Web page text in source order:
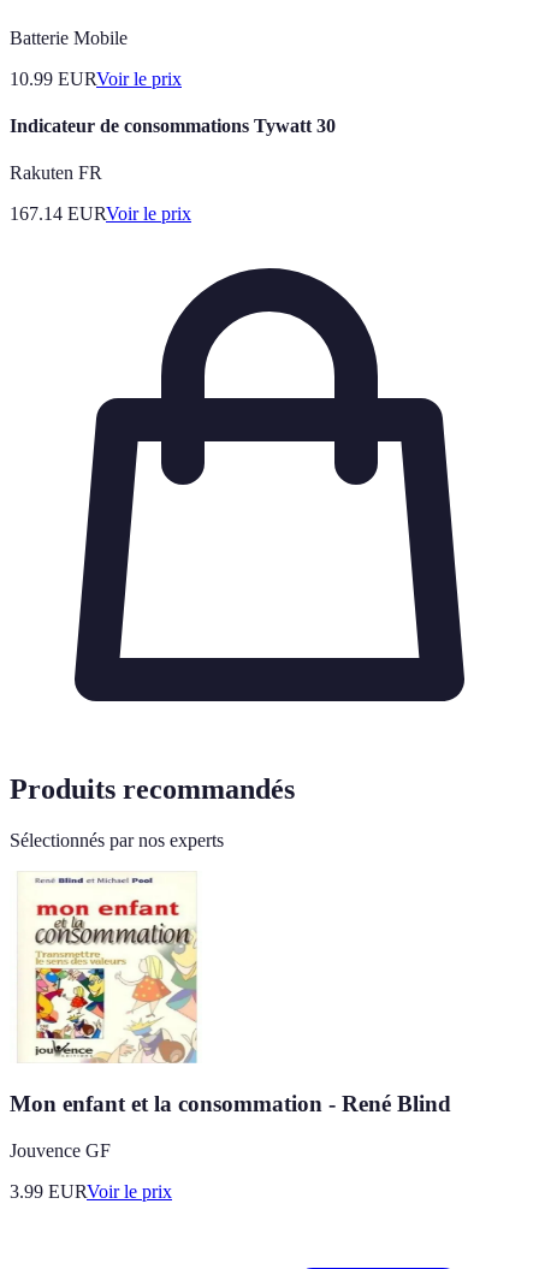
Batterie Mobile
10.99 EURVoir le prix
Indicateur de consommations Tywatt 30
Rakuten FR
167.14 EURVoir le prix
Produits recommandés
Sélectionnés par nos experts
Mon enfant et la consommation - René Blind
Jouvence GF
3.99 EURVoir le prix